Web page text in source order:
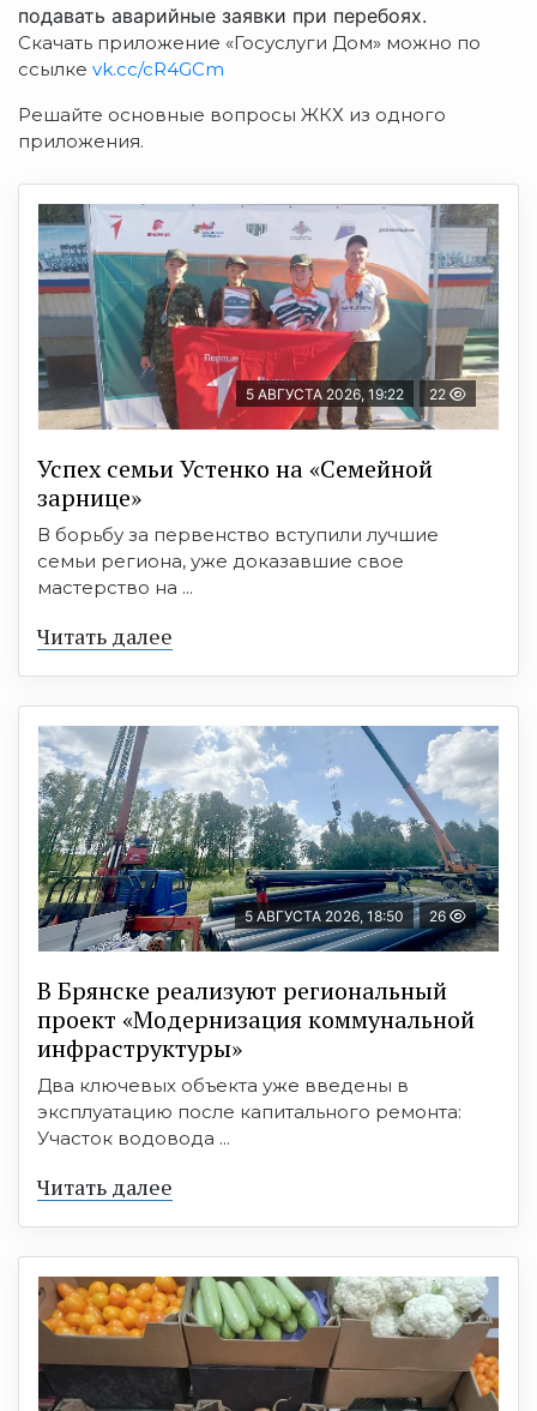
подавать аварийные заявки при перебоях.
Скачать приложение «Госуслуги Дом» можно по
ссылке vk.cc/cR4GCm
Решайте основные вопросы ЖКХ из одного
приложения.
5 АВГУСТА 2026, 19:22 22
Успех семьи Устенко на «Семейной
зарнице»
В борьбу за первенство вступили лучшие
семьи региона, уже доказавшие свое
мастерство на ...
Читать далее
5 АВГУСТА 2026, 18:50 26
В Брянске реализуют региональный
проект «Модернизация коммунальной
инфраструктуры»
Два ключевых объекта уже введены в
эксплуатацию после капитального ремонта:
Участок водовода ...
Читать далее